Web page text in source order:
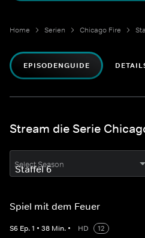
Home Serien Chicago Fire
EPISODENGUIDE
Stream die Serie
Select Season
Spiel mit dem Feuer
S6 Ep.1 • 38 Min. • HD
12